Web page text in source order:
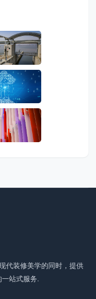
代装修美学的同时，提供
一站式服务.